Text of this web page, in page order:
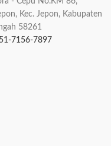
Kec. Jepon, Kabupaten
58261
7156-7897